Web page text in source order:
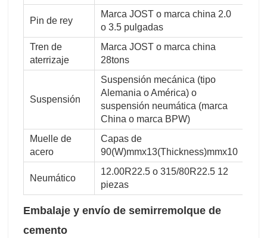
Pin de rey
Marca JOST o marca china 2.0
o 3.5 pulgadas
Tren de
aterrizaje
Marca JOST o marca china
28tons
Suspensión
Suspensión mecánica (tipo
Alemania o América) o
suspensión neumática (marca
China o marca BPW)
Muelle de
acero
Capas de
90(W)mmx13(Thickness)mmx10
Neumático
12.00R22.5 o 315/80R22.5 12
piezas
Embalaje y envío de semirremolque de
cemento